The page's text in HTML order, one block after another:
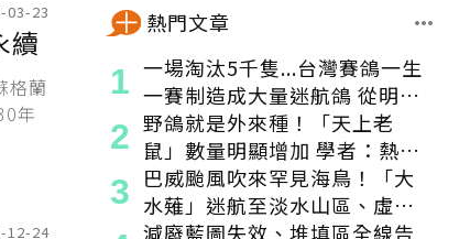
03-23
續
格蘭
年
12-24
熱門文章
一場淘汰5千隻...台灣賽鴿一生
一賽制造成大量迷航鴿 從明星
變都市「老鼠」
野鴿就是外來種！「天上老
鼠」數量明顯增加 學者：熱區
食物來源穩定
巴威颱風吹來罕見海鳥！「大
水薙」迷航至淡水山區、虛弱
獲救
減廢藍圖失效、堆填區全線告